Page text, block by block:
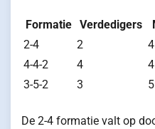
Formatie Verdedigers
2-4
2 4
4-4-2
4 4
3-5-2
3 5
De 2-4 formatie valt op